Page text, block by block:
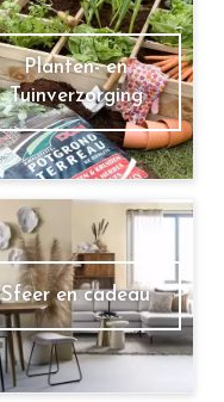
Planten- en
Tuinverzorging
Sfeer en cadeau